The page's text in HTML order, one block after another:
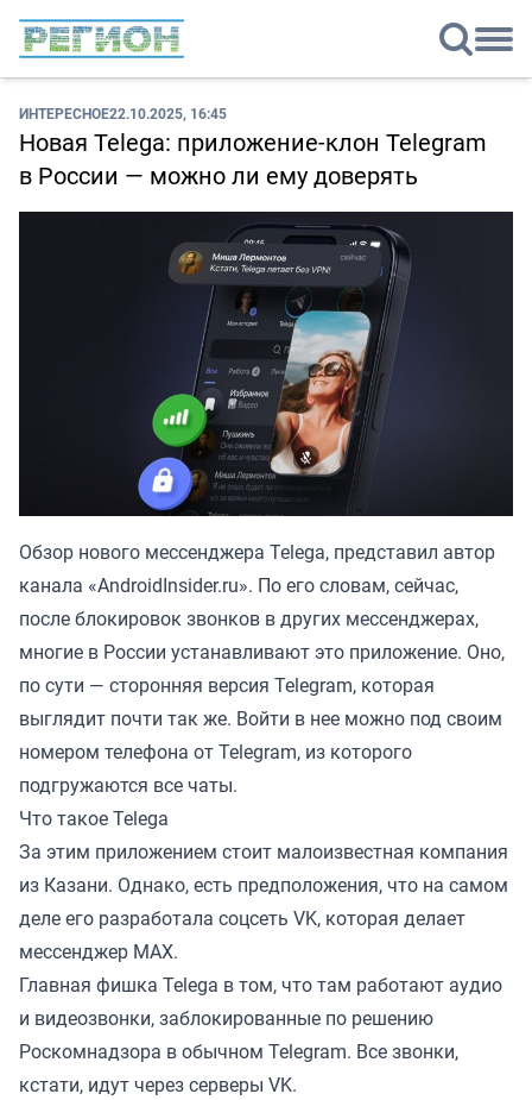
ИНТЕРЕСНОЕ22.10.2025, 16:45
Новая Telega: приложение-клон Telegram
в России — можно ли ему доверять
Обзор нового мессенджера Telega, представил автор
канала «AndroidInsider.ru». По его словам, сейчас,
после блокировок звонков в других мессенджерах,
многие в России устанавливают это приложение. Оно,
по сути — сторонняя версия Telegram, которая
выглядит почти так же. Войти в нее можно под своим
номером телефона от Telegram, из которого
подгружаются все чаты.
Что такое Telega
За этим приложением стоит малоизвестная компания
из Казани. Однако, есть предположения, что на самом
деле его разработала соцсеть VK, которая делает
мессенджер MAX.
Главная фишка Telega в том, что там работают аудио
и видеозвонки, заблокированные по решению
Роскомнадзора в обычном Telegram. Все звонки,
кстати, идут через серверы VK.